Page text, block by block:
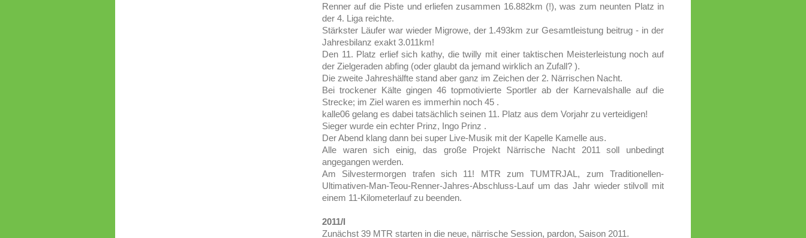
Renner auf die Piste und erliefen zusammen 16.882km (!), was zum neunten Platz in
der 4. Liga reichte.
Stärkster Läufer war wieder Migrowe, der 1.493km zur Gesamtleistung beitrug - in der
Jahresbilanz exakt 3.011km!
Den 11. Platz erlief sich kathy, die twilly mit einer taktischen Meisterleistung noch auf
der Zielgeraden abfing (oder glaubt da jemand wirklich an Zufall? ).
Die zweite Jahreshälfte stand aber ganz im Zeichen der 2. Närrischen Nacht.
Bei trockener Kälte gingen 46 topmotivierte Sportler ab der Karnevalshalle auf die
Strecke; im Ziel waren es immerhin noch 45 .
kalle06 gelang es dabei tatsächlich seinen 11. Platz aus dem Vorjahr zu verteidigen!
Sieger wurde ein echter Prinz, Ingo Prinz .
Der Abend klang dann bei super Live-Musik mit der Kapelle Kamelle aus.
Alle waren sich einig, das große Projekt Närrische Nacht 2011 soll unbedingt
angegangen werden.
Am Silvestermorgen trafen sich 11! MTR zum TUMTRJAL, zum Traditionellen-
Ultimativen-Man-Teou-Renner-Jahres-Abschluss-Lauf um das Jahr wieder stilvoll mit
einem 11-Kilometerlauf zu beenden.
2011/I
Zunächst 39 MTR starten in die neue, närrische Session, pardon, Saison 2011.